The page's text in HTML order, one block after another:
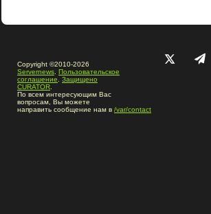
Copyright ©2010-2026
Servernews Пользовательское
соглашение
Защищено
CURATOR
По всем интересующим Вас
вопросам, Вы можете
направить сообщение нам в /var/contact